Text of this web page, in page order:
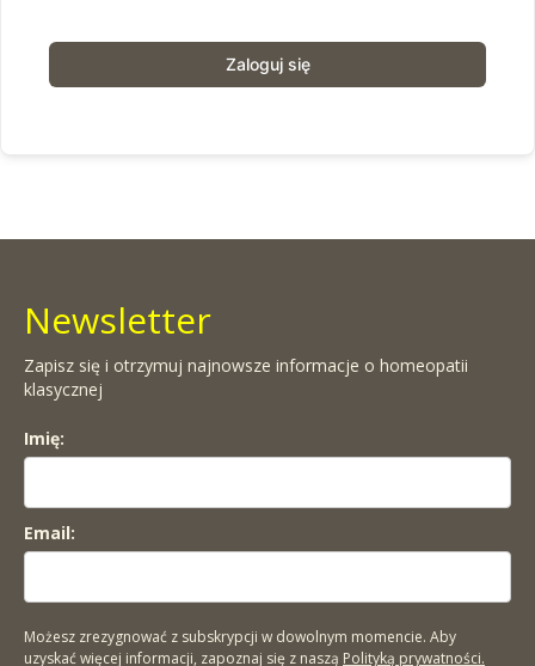
Zaloguj się
Newsletter
Zapisz się i otrzymuj najnowsze informacje o homeopatii
klasycznej
Imię:
Email:
Możesz zrezygnować z subskrypcji w dowolnym momencie. Aby
uzyskać więcej informacji, zapoznaj się z naszą Polityką prywatności.